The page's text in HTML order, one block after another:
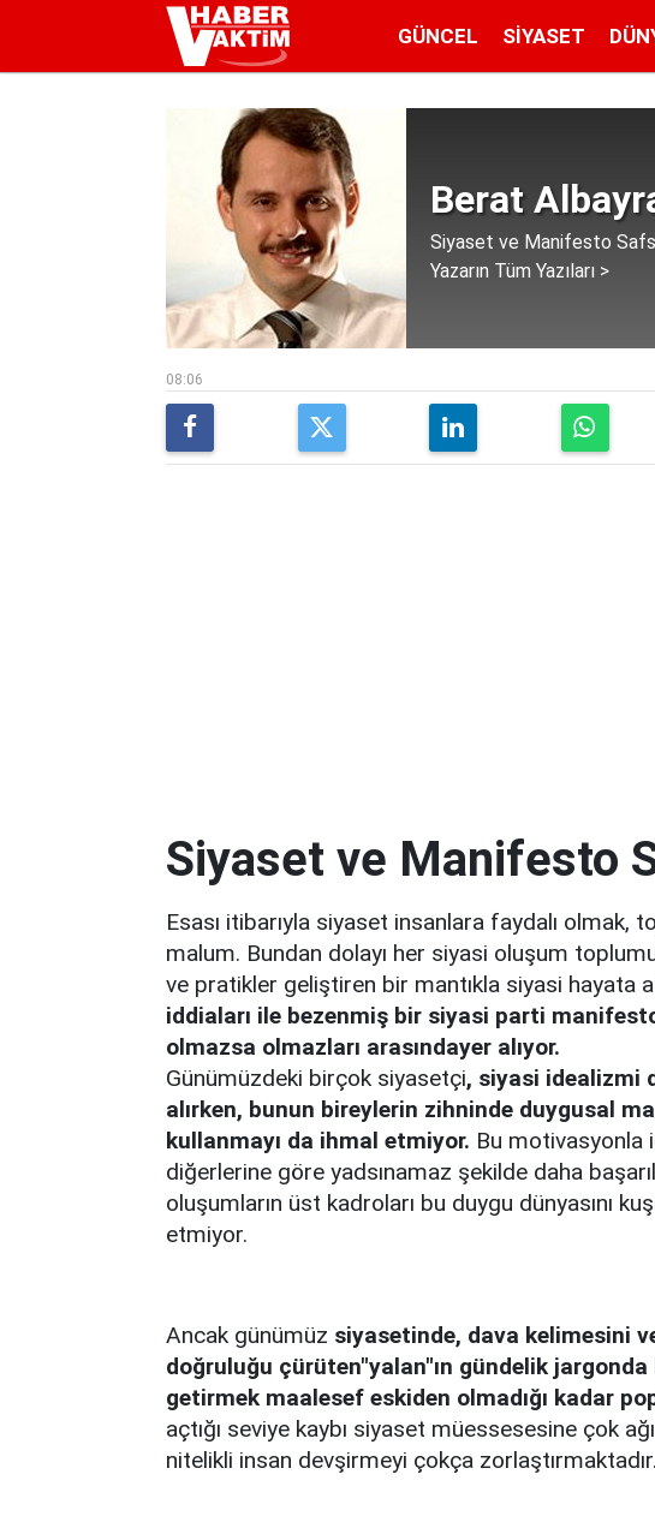
GÜNCEL SIYASET
Berat
Siyaset ve Manifesto
Yazarın Tüm Yazıları >
08:06
Siyaset ve Manifesto
Esası itibarıyla siyaset insanlara faydalı olmak,
malum. Bundan dolayı her siyasi oluşum
ve pratikler geliştiren bir mantıkla siyasi hayata
iddiaları ile bezenmiş bir siyasi parti
olmazsa olmazları arasındayer alıyor.
Günümüzdeki birçok siyasetçi, siyasi idealizmi
alırken, bunun bireylerin zihninde duygusal
kullanmayı da ihmal etmiyor. Bu motivasyonla
diğerlerine göre yadsınamaz şekilde daha
oluşumların üst kadroları bu duygu dünyasını
etmiyor.
Ancak günümüz siyasetinde, dava kelimesini
doğruluğu çürüten"yalan"ın gündelik jargonda
getirmek maalesef eskiden olmadığı kadar
açtığı seviye kaybı siyaset müessesesine çok
nitelikli insan devşirmeyi çokça zorlaştırmaktadır.